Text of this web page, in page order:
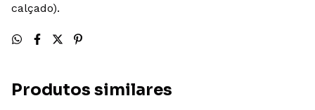
calçado).
Produtos similares